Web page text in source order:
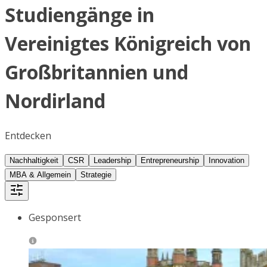
Studiengänge in
Vereinigtes Königreich von
Großbritannien und
Nordirland
Entdecken
Nachhaltigkeit CSR Leadership Entrepreneurship
Innovation
MBA & Allgemein
Strategie
Gesponsert